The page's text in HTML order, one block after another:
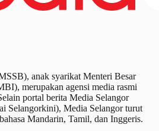
anak syarikat Menteri Besar
merupakan agensi media rasmi
portal berita Media Selangor
Selangorkini), Media Selangor turut
Mandarin, Tamil, dan Inggeris.